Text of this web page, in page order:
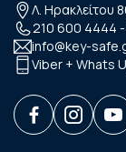
Λ. Ηρακλείτου
210 600 4444 -
info@key-
Viber + Whats